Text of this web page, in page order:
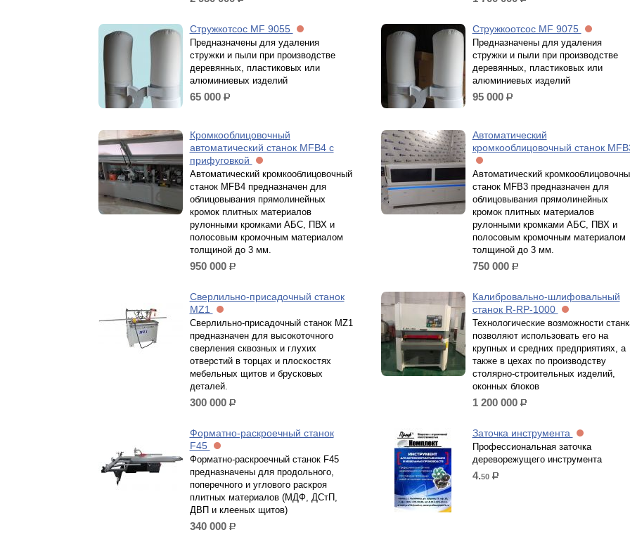
Стружкотсос MF 9055
Предназначены для удаления
стружки и пыли при производстве
деревянных, пластиковых или
алюминиевых изделий
65 000 р.
Стружкоотсос MF 9075
Предназначены для удаления
стружки и пыли при производстве
деревянных, пластиковых или
алюминиевых изделий
95 000 р.
Кромкооблицовочный
автоматический станок MFB4 с
прифуговкой
Автоматический кромкооблицовочный
станок MFB4 предназначен для
облицовывания прямолинейных
кромок плитных материалов
рулонными кромками АБС, ПВХ и
полосовым кромочным материалом
толщиной до 3 мм.
950 000 р.
Автоматический
кромкооблицовочный станок
Автоматический
станок MFB3 предназначен для
облицовывания прямолинейных
кромок плитных материалов
рулонными кромками АБС, ПВХ и
полосовым кромочным материалом
толщиной до 3 мм.
750 000 р.
Сверлильно-присадочный станок
MZ1
Сверлильно-присадочный станок MZ1
предназначен для высокоточного
сверления сквозных и глухих
отверстий в торцах и плоскостях
мебельных щитов и брусковых
деталей.
300 000 р.
Калибровально-шлифовальный
станок R-RP-1000
Технологические возможности
позволяют использовать его на
крупных и средних предприятиях, а
также в цехах по производству
столярно-строительных изделий,
оконных блоков
1 200 000 р.
Форматно-раскроечный станок
F45
Форматно-раскроечный станок F45
предназначены для продольного,
поперечного и углового раскроя
плитных материалов (МДФ, ДСтП,
ДВП и клееных щитов)
340 000 р.
Заточка инструмента
Профессиональная заточка
дереворежущего инструмента
4.50 р.